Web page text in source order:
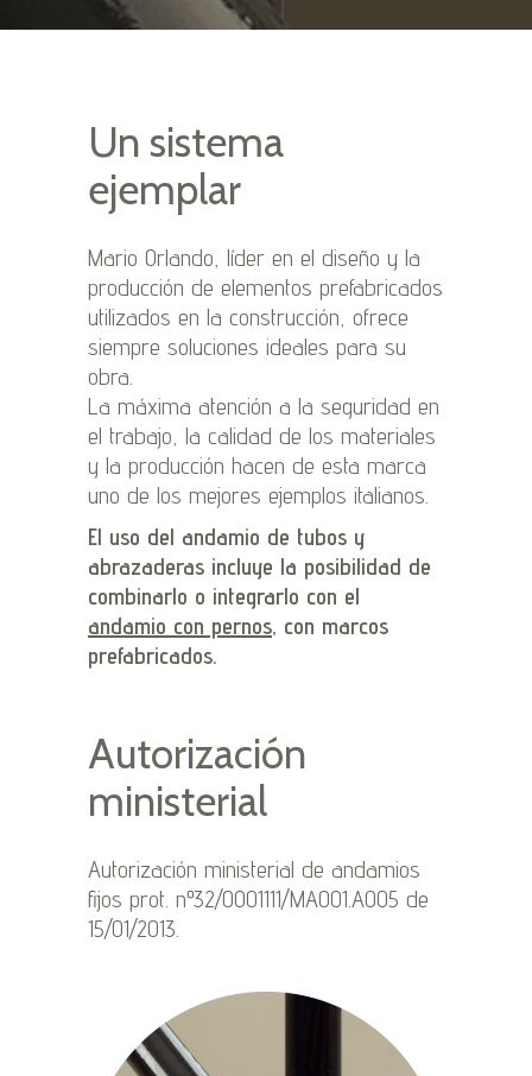
Un sistema
ejemplar
Mario Orlando, líder en el diseño y la
producción de elementos prefabricados
utilizados en la construcción, ofrece
siempre soluciones ideales para su
obra.
La máxima atención a la seguridad en
el trabajo, la calidad de los materiales
y la producción hacen de esta marca
uno de los mejores ejemplos italianos.
El uso del andamio de tubos y
abrazaderas incluye la posibilidad de
combinarlo o integrarlo con el
andamio con pernos, con marcos
prefabricados.
Autorización
ministerial
Autorización ministerial de andamios
fijos prot. nº 32/0001111/MA001.A005 de
15/01/2013.